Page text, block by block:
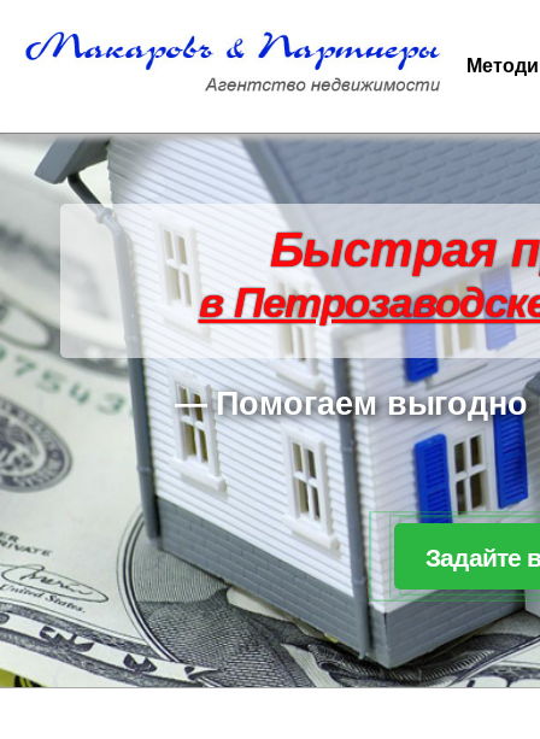
Быстрая
в
— Помогаем выгодно
Задайте